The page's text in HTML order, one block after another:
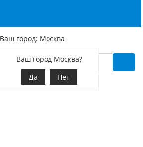
Ваш город: Москва
Ваш город Москва?
Да
Нет